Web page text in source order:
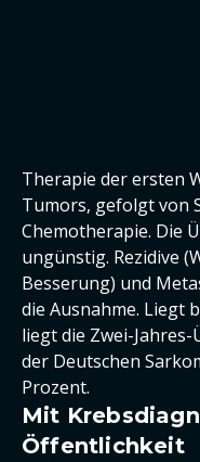
Therapie der ersten
Tumors, gefolgt von
Chemotherapie. Die
ungünstig. Rezidive
Besserung) und
die Ausnahme. Liegt
liegt die Zwei-
der Deutschen
Prozent.
Mit
Öffentlichkeit